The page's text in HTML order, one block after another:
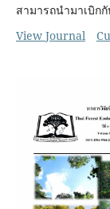
สามารถนำมาเบิก
View Journal